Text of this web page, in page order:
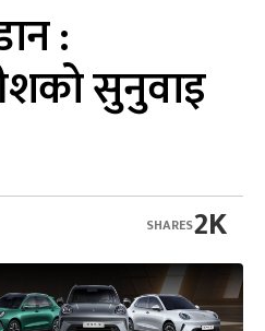
:
सुनुवाइ
2K
SHARES